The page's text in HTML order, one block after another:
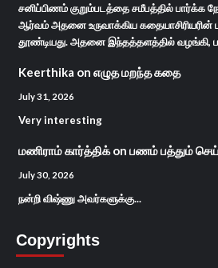
சனிப்பிணம் குறும்படத்தை சமீபத்தில் பார்க்க
ஆர்வம் அதனை உருவாக்கிய கதையாசிரியரின்
தூண்டியது. அதனை இந்தத்தளத்தில் வழங்கி,
Keerthika on எழுத மறந்த கதை
July 31, 2026
Very interesting
மணிராம் கார்த்திக்on பணம் பத்தும்
July 30, 2026
நன்றி விஷ்ணு அவர்களுக்கு...
Copyrights